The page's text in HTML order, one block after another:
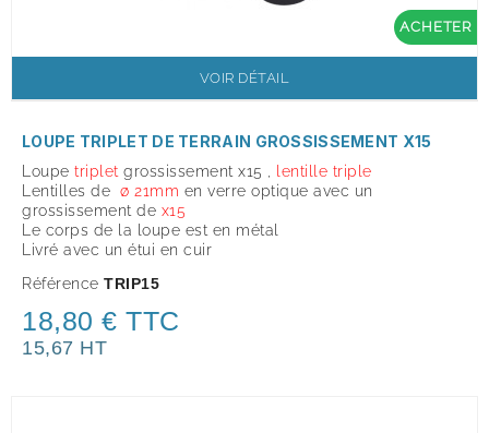
ACHETER
VOIR DÉTAIL
LOUPE TRIPLET DE TERRAIN GROSSISSEMENT X15
Loupe triplet grossissement x15
lentille triple
Lentilles de ø 21mm en verre optique avec un
grossissement de x15
Le corps de la loupe est en métal
Livré avec un étui en cuir
Référence TRIP15
18,80 € TTC
15,67 HT